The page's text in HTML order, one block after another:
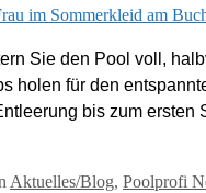
Sie den Pool voll,
holen für den
bis zum ersten
Aktuelles/Blog, Poolprofi